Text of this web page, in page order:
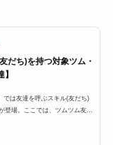
だち)を持つ対象ツム・
では友達を呼ぶスキル(友だち)
登場。ここでは、ツムツム友達